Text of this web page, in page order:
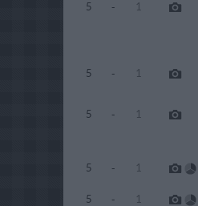
5 - 1
5 - 1
5 - 1
5 - 1
5 - 1